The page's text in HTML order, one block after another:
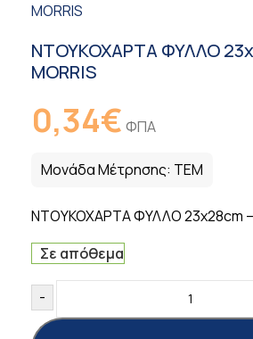
MORRIS
ΝΤΟΥΚΟΧΑΡΤΑ ΦΥΛΛΟ
MORRIS
0,34€ ΦΠΑ
Μονάδα Μέτρησης: ΤΕΜ
ΝΤΟΥΚΟΧΑΡΤΑ ΦΥΛΛΟ 23x28cm –
Σε απόθεμα
-